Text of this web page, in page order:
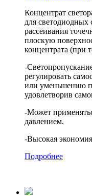
Концентрат
для
рассеивания
плоскую
концентрата (при
-
регулировать
или уменьшению
удовлетворив
-Может
давлением.
-Высокая
Подробнее